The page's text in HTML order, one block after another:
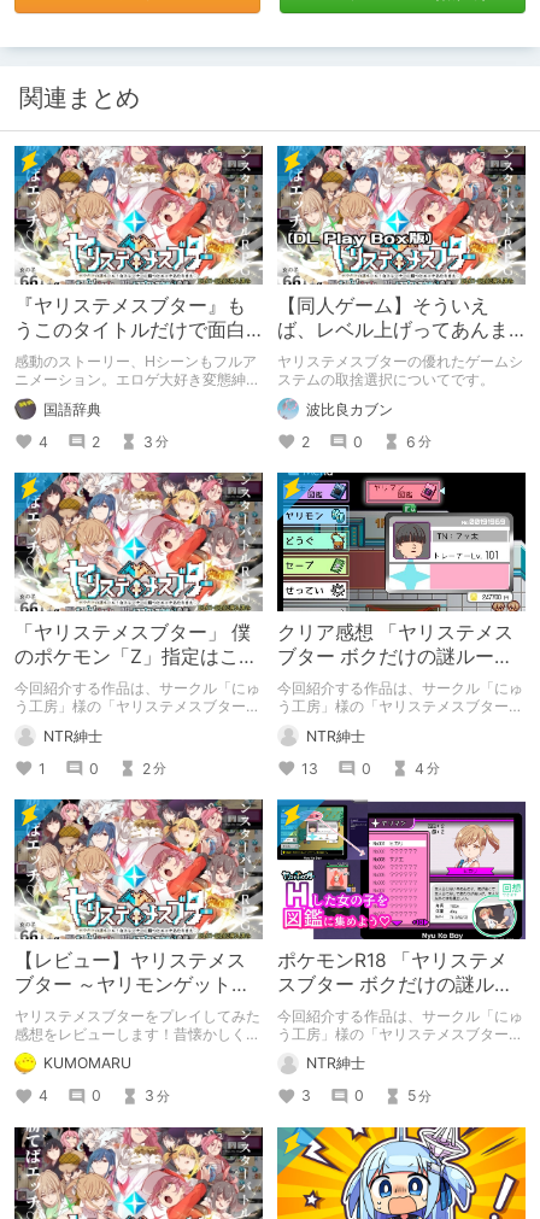
関連まとめ
『ヤリステメスブター』も
うこのタイトルだけで面白
い
感動のストーリー、Hシーンもフルア
ニメーション。エロゲ大好き変態紳
士、淑女達は是非買ってほしい作品の
紹介 国語辞典
4
2 3 分
【同人ゲーム】そういえ
ば、レベル上げってあんま
りしたくないかも
ヤリステメスブターの優れたゲームシ
ステムの取捨選択についてです。
波比良カブン
2
0 6 分
「ヤリステメスブター」 僕
のポケモン「Z」指定はここ
です
今回紹介する作品は、サークル「にゅ
う工房」様の「ヤリステメスブター
ボクだけの謎ルール!女トレーナーに
勝つとエッチあたりまえ 完全版」に
なります。
NTR紳士
1
0 2分
クリア感想 「ヤリステメス
ブター ボクだけの謎ルール!
女トレーナーに勝つとエッ
チあたりまえ」
今回紹介する作品は、サークル「にゅ
う工房」様の「ヤリステメスブター
ボクだけの謎ルール!女トレーナーに
勝つとエッチあたりまえ」になりま
す。 クリア感想になりますので、ネ
タバレ注意でお願いします。
NTR紳士
13
0 4 分
【レビュー】ヤリステメス
ブター ～ヤリモンゲットだ
ぜ！ﾃﾞｯﾃﾞﾃﾞﾃﾞﾃﾞﾃﾞｰ～
ヤリステメスブターをプレイしてみた
感想をレビューします！昔懐かしくも
あり、某国民的ゲームぽくもあり、エ
ッチなゲームです。
KUMOMARU
4
0 3 分
ポケモンR18 「ヤリステメ
スブター ボクだけの謎ルー
ル!女トレーナーに勝つとエ
ッチあたりまえ」
今回紹介する作品は、サークル「にゅ
う工房」様の「ヤリステメスブター
勝つとエッチあたりまえ」になりま
す。
NTR紳士
3
0 5分